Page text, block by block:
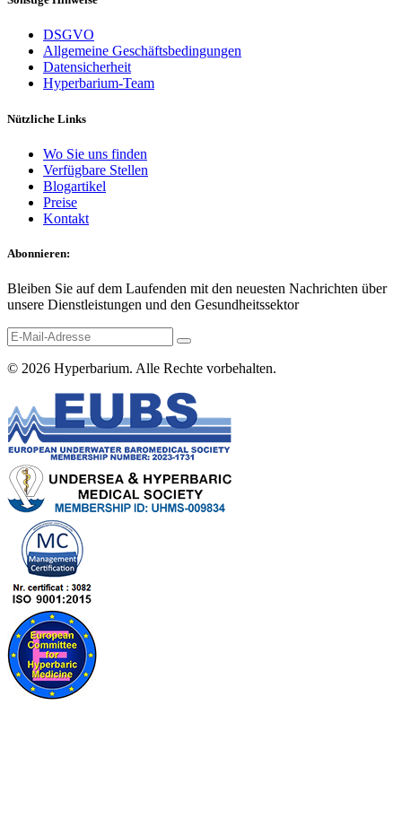
DSGVO
Allgemeine Geschäftsbedingungen
Datensicherheit
Hyperbarium-Team
Nützliche Links
Wo Sie uns finden
Verfügbare Stellen
Blogartikel
Preise
Kontakt
Abonnieren:
Bleiben Sie auf dem Laufenden mit den neuesten Nachrichten über
unsere Dienstleistungen und den Gesundheitssektor
© 2026 Hyperbarium. Alle Rechte vorbehalten.